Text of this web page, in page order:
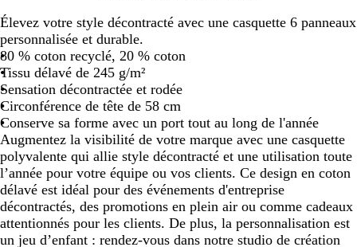
i
r
e
u
m
a
r
i
n
e
r
d
e
a
u
x
a
n
c
c
a
s
s
é
Élevez votre style décontracté avec une casquette 6 panneaux
personnalisée et durable.
80 % coton recyclé, 20 % coton
Tissu délavé de 245 g/m²
Sensation décontractée et rodée
Circonférence de tête de 58 cm
Conserve sa forme avec un port tout au long de l'année
Augmentez la visibilité de votre marque avec une casquette
polyvalente qui allie style décontracté et une utilisation toute
l’année pour votre équipe ou vos clients. Ce design en coton
délavé est idéal pour des événements d'entreprise
décontractés, des promotions en plein air ou comme cadeaux
attentionnés pour les clients. De plus, la personnalisation est
un jeu d’enfant : rendez-vous dans notre studio de création